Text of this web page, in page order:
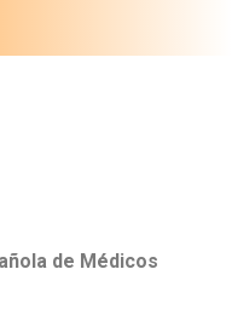
de Médicos